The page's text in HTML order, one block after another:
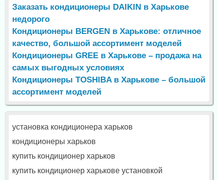
Заказать кондиционеры DAIKIN в Харькове
недорого
Кондиционеры BERGEN в Харькове: отличное
качество, большой ассортимент моделей
Кондиционеры GREE в Харькове – продажа на
самых выгодных условиях
Кондиционеры TOSHIBA в Харькове – большой
ассортимент моделей
установка кондиционера харьков
кондиционеры харьков
купить кондиционер харьков
купить кондиционер харькове установкой